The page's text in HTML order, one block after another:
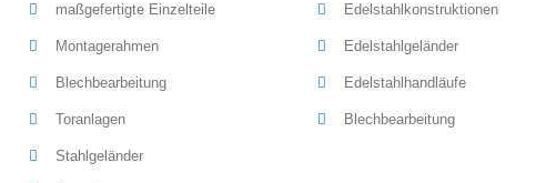
maßgefertigte Einzelteile
Montagerahmen
Blechbearbeitung
Toranlagen
Stahlgeländer
Edelstahlkonstruktionen
Edelstahlgeländer
Edelstahlhandläufe
Blechbearbeitung